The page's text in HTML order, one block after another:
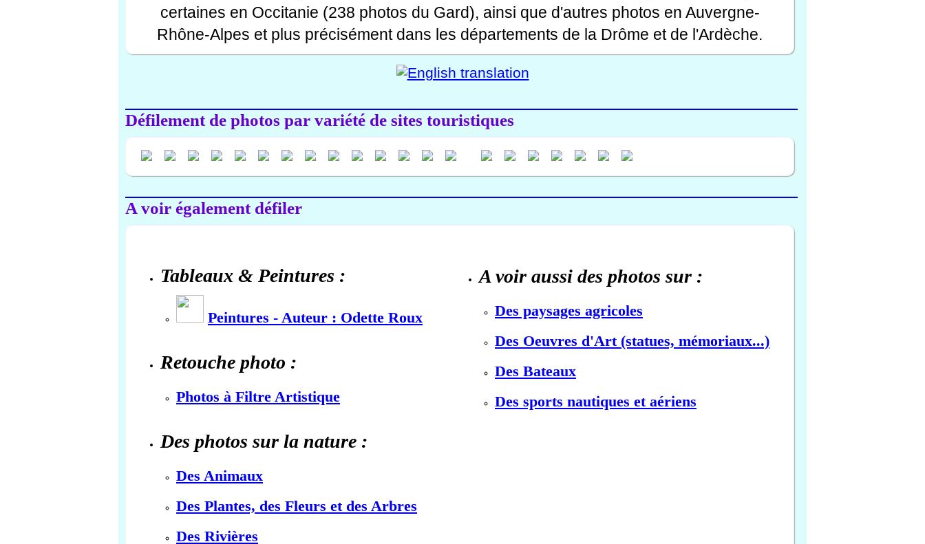
certaines en Occitanie (238 photos du Gard), ainsi que d'autres photos en Auvergne-
Rhône-Alpes et plus précisément dans les départements de la Drôme et de l'Ardèche.
Défilement de photos par variété de sites touristiques
A voir également défiler
Tableaux & Peintures :
Peintures - Auteur : Odette Roux
Retouche photo :
Photos à Filtre Artistique
Des photos sur la nature :
Des Animaux
Des Plantes, des Fleurs et des Arbres
Des Rivières
A voir aussi des photos sur :
Des paysages agricoles
Des Oeuvres d'Art (statues, mémoriaux...)
Des Bateaux
Des sports nautiques et aériens